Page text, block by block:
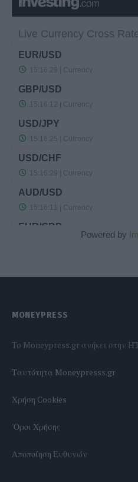
Powered by
MONEYPRESS
To Moneypress.gr ανήκει στην
Tαυτότητα Moneypresss.gr
Χρήση Cookies
'Οροι Χρήσης
Αποποίηση Ευθυνών